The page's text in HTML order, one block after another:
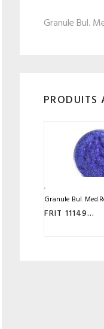
Granule Bul.
PRODUITS
Granule Bul.
FRIT 111490.4